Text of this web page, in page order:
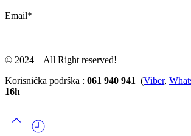
Email*
© 2024 – All Right reserved!
Korisnička podrška : 061 940 941 (Viber,
16h